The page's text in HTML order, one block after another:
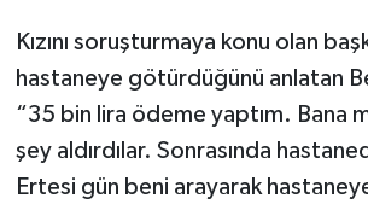
Kızını soruşturmaya konu olan
hastaneye götürdüğünü anlatan
“35 bin lira ödeme yaptım. Bana
şey aldırdılar. Sonrasında
Ertesi gün beni arayarak